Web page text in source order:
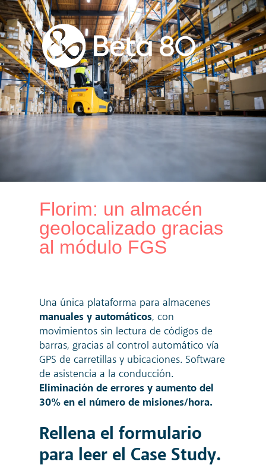
Florim: un almacén
geolocalizado gracias
al módulo FGS
Una única plataforma para almacenes
manuales y automáticos, con
movimientos sin lectura de códigos de
barras, gracias al control automático vía
GPS de carretillas y ubicaciones. Software
de asistencia a la conducción.
Eliminación de errores y aumento del
30% en el número de misiones/hora.
Rellena el formulario
para leer el Case Study.